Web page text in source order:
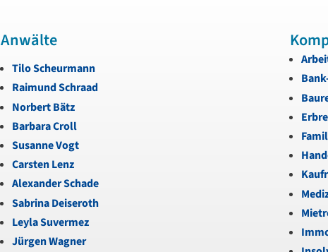
Anwälte
Tilo Scheurmann
Raimund Schraad
Norbert Bätz
Barbara Croll
Susanne Vogt
Carsten Lenz
Alexander Schade
Sabrina Deiseroth
Leyla Suvermez
Jürgen Wagner